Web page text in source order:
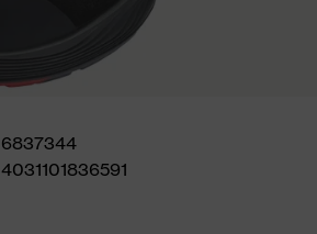
6837344
4031101836591